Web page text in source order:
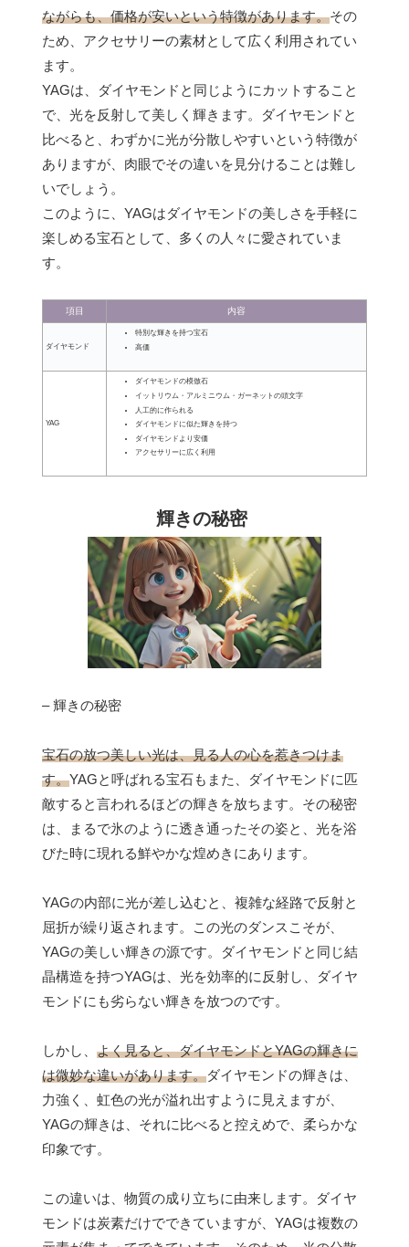
ながらも、価格が安いという特徴があります。その
ため、アクセサリーの素材として広く利用されてい
ます。
YAGは、ダイヤモンドと同じようにカットすること
で、光を反射して美しく輝きます。ダイヤモンドと
比べると、わずかに光が分散しやすいという特徴が
ありますが、肉眼でその違いを見分けることは難し
いでしょう。
このように、YAGはダイヤモンドの美しさを手軽に
楽しめる宝石として、多くの人々に愛されていま
す。
項目 内容
ダイヤモンド
特別な輝きを持つ宝石
高価
YAG
ダイヤモンドの模倣石
イットリウム・アルミニウム・ガーネットの頭文字
人工的に作られる
ダイヤモンドに似た輝きを持つ
ダイヤモンドより安価
アクセサリーに広く利用
輝きの秘密
– 輝きの秘密
宝石の放つ美しい光は、見る人の心を惹きつけま
す。YAGと呼ばれる宝石もまた、ダイヤモンドに匹
敵すると言われるほどの輝きを放ちます。その秘密
は、まるで氷のように透き通ったその姿と、光を浴
びた時に現れる鮮やかな煌めきにあります。
YAGの内部に光が差し込むと、複雑な経路で反射と
屈折が繰り返されます。この光のダンスこそが、
YAGの美しい輝きの源です。ダイヤモンドと同じ結
晶構造を持つYAGは、光を効率的に反射し、ダイヤ
モンドにも劣らない輝きを放つのです。
しかし、 よく見ると、ダイヤモンドとYAGの輝きに
は微妙な違いがあります。ダイヤモンドの輝きは、
力強く、虹色の光が溢れ出すように見えますが、
YAGの輝きは、それに比べると控えめで、柔らかな
印象です。
この違いは、物質の成り立ちに由来します。ダイヤ
モンドは炭素だけでできていますが、YAGは複数の